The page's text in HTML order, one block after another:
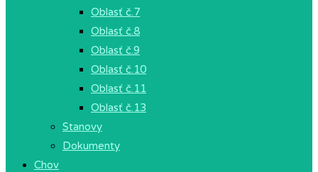
Oblasť č.7
Oblasť č.8
Oblasť č.9
Oblasť č.10
Oblasť č.11
Oblasť č.13
Stanovy
Dokumenty
Chov